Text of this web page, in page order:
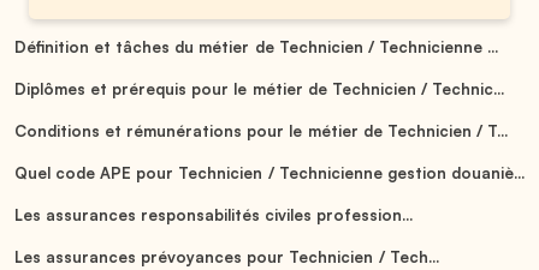
Définition et tâches du métier de Technicien / Technicienne ...
Diplômes et prérequis pour le métier de Technicien / Technic...
Conditions et rémunérations pour le métier de Technicien / T...
Quel code APE pour Technicien / Technicienne gestion douaniè...
Les assurances responsabilités civiles profession...
Les assurances prévoyances pour Technicien / Tech...